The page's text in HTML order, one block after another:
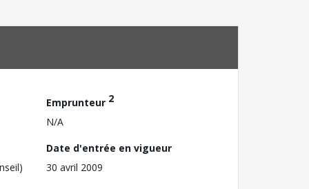
Emprunteur 2
N/A
Date d'entrée en vigueur
30 avril 2009